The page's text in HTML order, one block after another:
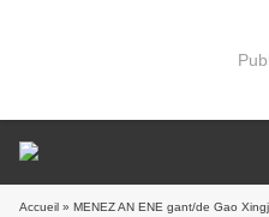
Accueil » MENEZ AN ENE gant/de Gao